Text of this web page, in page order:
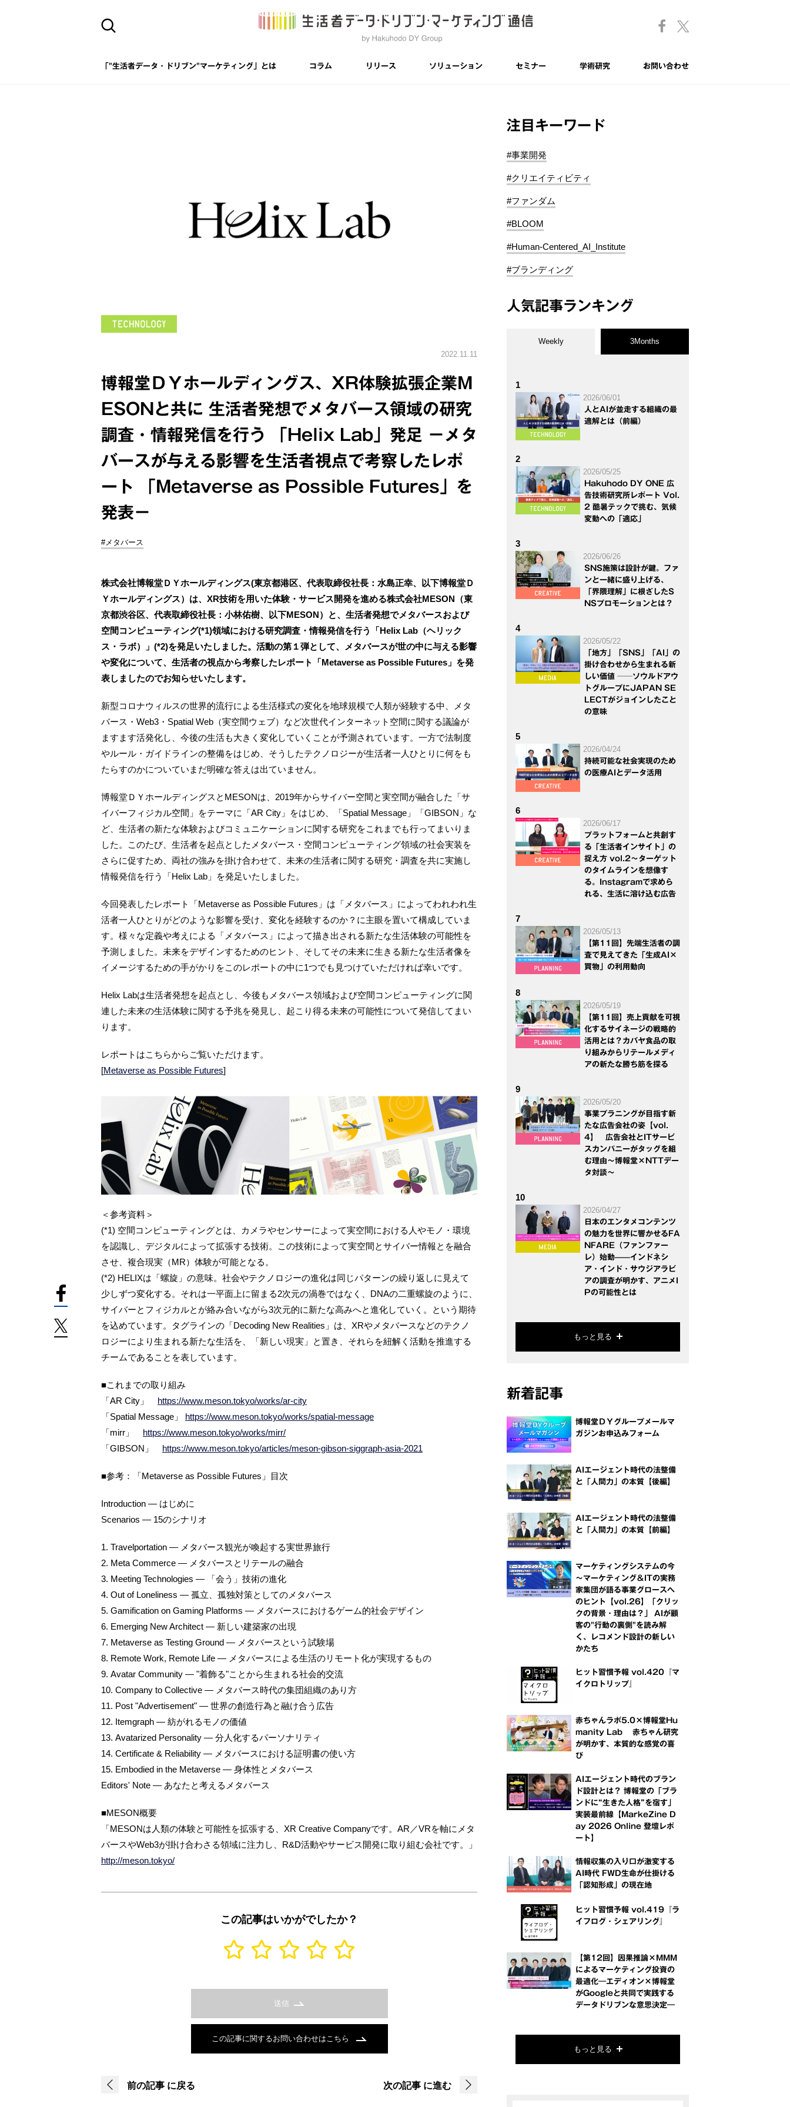
「"生活者データ・ドリブン"マーケティング」とは コラム リリース ソリューション セミナー 学術研究 お問い合わせ
2022.11.11
博報堂ＤＹホールディングス、XR体験拡張企業M
ESONと共に 生活者発想でメタバース領域の研究
調査・情報発信を行う 「Helix Lab」発足 －メタ
バースが与える影響を生活者視点で考察したレポ
ート 「Metaverse as Possible Futures」を
発表－
#メタバース
株式会社博報堂ＤＹホールディングス(東京都港区、代表取締役社長：水島正幸、以下博報堂Ｄ
Ｙホールディングス）は、XR技術を用いた体験・サービス開発を進める株式会社MESON（東
京都渋谷区、代表取締役社長：小林佑樹、以下MESON）と、生活者発想でメタバースおよび
空間コンピューティング(*1)領域における研究調査・情報発信を行う「Helix Lab（ヘリック
ス・ラボ）」(*2)を発足いたしました。活動の第１弾として、メタバースが世の中に与える影響
や変化について、生活者の視点から考察したレポート「Metaverse as Possible Futures」を発
表しましたのでお知らせいたします。
新型コロナウィルスの世界的流行による生活様式の変化を地球規模で人類が経験する中、メタ
バース・Web3・Spatial Web（実空間ウェブ）など次世代インターネット空間に関する議論が
ますます活発化し、今後の生活も大きく変化していくことが予測されています。一方で法制度
やルール・ガイドラインの整備をはじめ、そうしたテクノロジーが生活者一人ひとりに何をも
たらすのかについていまだ明確な答えは出ていません。
博報堂ＤＹホールディングスとMESONは、2019年からサイバー空間と実空間が融合した「サ
イバーフィジカル空間」をテーマに「AR City」をはじめ、「Spatial Message」「GIBSON」な
ど、生活者の新たな体験およびコミュニケーションに関する研究をこれまでも行ってまいりま
した。このたび、生活者を起点としたメタバース・空間コンピューティング領域の社会実装を
さらに促すため、両社の強みを掛け合わせて、未来の生活者に関する研究・調査を共に実施し
情報発信を行う「Helix Lab」を発足いたしました。
今回発表したレポート「Metaverse as Possible Futures」は「メタバース」によってわれわれ生
活者一人ひとりがどのような影響を受け、変化を経験するのか？に主眼を置いて構成していま
す。様々な定義や考えによる「メタバース」によって描き出される新たな生活体験の可能性を
予測しました。未来をデザインするためのヒント、そしてその未来に生きる新たな生活者像を
イメージするための手がかりをこのレポートの中に1つでも見つけていただければ幸いです。
Helix Labは生活者発想を起点とし、今後もメタバース領域および空間コンピューティングに関
連した未来の生活体験に関する予兆を発見し、起こり得る未来の可能性について発信してまい
ります。
レポートはこちらからご覧いただけます。
[Metaverse as Possible Futures]
＜参考資料＞
(*1) 空間コンピューティングとは、カメラやセンサーによって実空間における人やモノ・環境
を認識し、デジタルによって拡張する技術。この技術によって実空間とサイバー情報とを融合
させ、複合現実（MR）体験が可能となる。
(*2) HELIXは「螺旋」の意味。社会やテクノロジーの進化は同じパターンの繰り返しに見えて
少しずつ変化する。それは一平面上に留まる2次元の渦巻ではなく、DNAの二重螺旋のように、
サイバーとフィジカルとが絡み合いながら3次元的に新たな高みへと進化していく。という期待
を込めています。タグラインの「Decoding New Realities」は、XRやメタバースなどのテクノ
ロジーにより生まれる新たな生活を、「新しい現実」と置き、それらを紐解く活動を推進する
チームであることを表しています。
■これまでの取り組み
「AR City」 https://www.meson.tokyo/works/ar-city
「Spatial Message」 https://www.meson.tokyo/works/spatial-message
「mirr」 https://www.meson.tokyo/works/mirr/
「GIBSON」 https://www.meson.tokyo/articles/meson-gibson-siggraph-asia-2021
■参考：「Metaverse as Possible Futures」目次
Introduction ― はじめに
Scenarios ― 15のシナリオ
1. Travelportation ― メタバース観光が喚起する実世界旅行
2. Meta Commerce ― メタバースとリテールの融合
3. Meeting Technologies ― 「会う」技術の進化
4. Out of Loneliness ― 孤立、孤独対策としてのメタバース
5. Gamification on Gaming Platforms ― メタバースにおけるゲーム的社会デザイン
6. Emerging New Architect ― 新しい建築家の出現
7. Metaverse as Testing Ground ― メタバースという試験場
8. Remote Work, Remote Life ― メタバースによる生活のリモート化が実現するもの
9. Avatar Community ― "着飾る"ことから生まれる社会的交流
10. Company to Collective ― メタバース時代の集団組織のあり方
11. Post "Advertisement" ― 世界の創造行為と融け合う広告
12. Itemgraph ― 紡がれるモノの価値
13. Avatarized Personality ― 分人化するパーソナリティ
14. Certificate & Reliability ― メタバースにおける証明書の使い方
15. Embodied in the Metaverse ― 身体性とメタバース
Editors' Note ― あなたと考えるメタバース
■MESON概要
「MESONは人類の体験と可能性を拡張する、XR Creative Companyです。AR／VRを軸にメタ
バースやWeb3が掛け合わさる領域に注力し、R&D活動やサービス開発に取り組む会社です。」
http://meson.tokyo/
この記事はいかがでしたか？
送信
この記事に関するお問い合わせはこちら
前の記事 に戻る 次の記事 に進む
注目キーワード
#事業開発
#クリエイティビティ
#ファンダム
#BLOOM
#Human-Centered_AI_Institute
#ブランディング
人気記事ランキング
Weekly 3Months
1
2026/06/01
人とAIが並走する組織の最
適解とは（前編）
2
2026/05/25
Hakuhodo DY ONE 広
告技術研究所レポート Vol.
2 酷暑テックで挑む、気候
変動への「適応」
3
2026/06/26
SNS施策は設計が鍵。ファ
ンと一緒に盛り上げる、
「界隈理解」に根ざしたS
NSプロモーションとは？
4
2026/05/22
「地方」「SNS」「AI」の
掛け合わせから生まれる新
しい価値 ──ソウルドアウ
トグループにJAPAN SE
LECTがジョインしたこと
の意味
5
2026/04/24
持続可能な社会実現のため
の医療AIとデータ活用
6
2026/06/17
プラットフォームと共創す
る「生活者インサイト」の
捉え方 vol.2～ターゲット
のタイムラインを想像す
る。Instagramで求めら
れる、生活に溶け込む広告
7
2026/05/13
【第11回】先端生活者の調
査で見えてきた「生成AI×
買物」の利用動向
8
2026/05/19
【第11回】売上貢献を可視
化するサイネージの戦略的
活用とは？カバヤ食品の取
り組みからリテールメディ
アの新たな勝ち筋を探る
9
2026/05/20
事業プラニングが目指す新
たな広告会社の姿【vol.
4】 広告会社とITサービ
スカンパニーがタッグを組
む理由～博報堂×NTTデー
タ対談～
10
2026/04/27
日本のエンタメコンテンツ
の魅力を世界に響かせるFA
NFARE（ファンファー
レ）始動——インドネシ
ア・インド・サウジアラビ
アの調査が明かす、アニメI
Pの可能性とは
もっと見る
新着記事
博報堂ＤＹグループメールマ
ガジンお申込みフォーム
AIエージェント時代の法整備
と「人間力」の本質【後編】
AIエージェント時代の法整備
と「人間力」の本質【前編】
マーケティングシステムの今
～マーケティング＆ITの実務
家集団が語る事業グロースへ
のヒント【vol.26】「クリッ
クの背景・理由は？」 AIが顧
客の"行動の裏側"を読み解
く、レコメンド設計の新しい
かたち
ヒット習慣予報 vol.420『マ
イクロトリップ』
赤ちゃんラボ5.0×博報堂Hu
manity Lab 赤ちゃん研究
が明かす、本質的な感覚の喜
び
AIエージェント時代のブラン
ド設計とは？ 博報堂の「ブラ
ンドに“生きた人格”を宿す」
実装最前線【MarkeZine D
ay 2026 Online 登壇レポ
ート】
情報収集の入り口が激変する
AI時代 FWD生命が仕掛ける
「認知形成」の現在地
ヒット習慣予報 vol.419『ラ
イフログ・シェアリング』
【第12回】因果推論×MMM
によるマーケティング投資の
最適化―エディオン×博報堂
がGoogleと共同で実践する
データドリブンな意思決定―
もっと見る